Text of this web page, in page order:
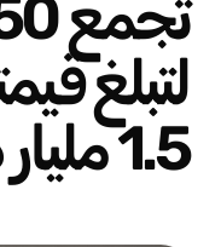
لتبلغ
1.5 مليار دولار